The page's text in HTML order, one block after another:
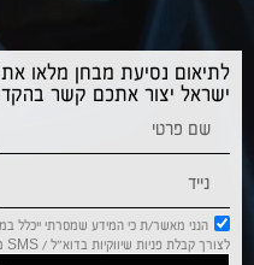
לתיאום נסיעת מבחן מלאו
ישראל יצור אתכם קשר
הנני מאשר/ת כי המידע שמסרתי ייכלל
לצורך קבלת פניות שיווקיות בדוא”ל / SMS מהחברה או מטעמה